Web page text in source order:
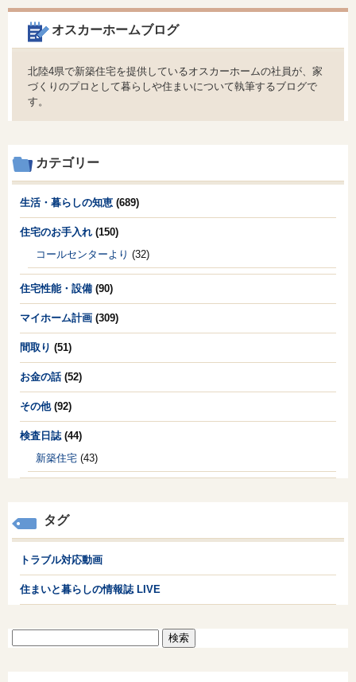
オスカーホームブログ
北陸4県で新築住宅を提供しているオスカーホームの社員が、家
づくりのプロとして暮らしや住まいについて執筆するブログで
す。
カテゴリー
生活・暮らしの知恵 (689)
住宅のお手入れ (150)
コールセンターより (32)
住宅性能・設備 (90)
マイホーム計画 (309)
間取り (51)
お金の話(52)
その他(92)
検査日誌(44)
新築住宅 (43)
タグ
トラブル対応動画
住まいと暮らしの情報誌 LIVE